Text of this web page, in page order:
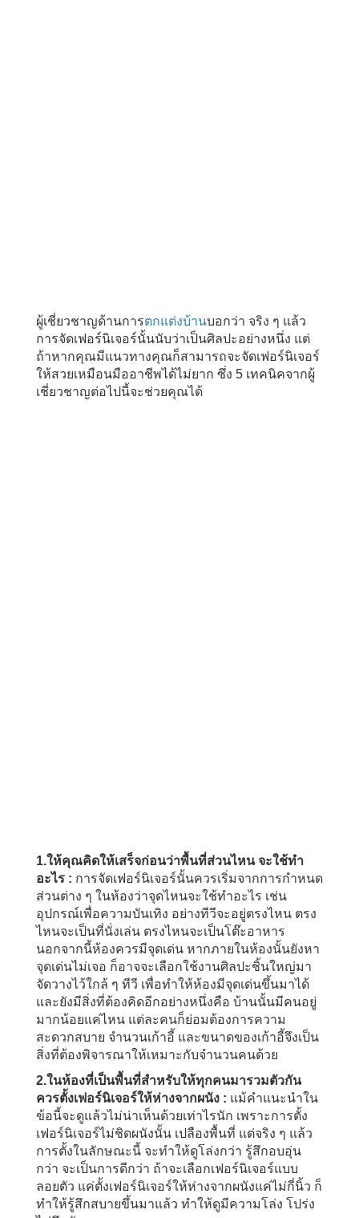
ผู้เชี่ยวชาญด้านการตกแต่งบ้านบอกว่า จริง ๆ แล้ว
การจัดเฟอร์นิเจอร์นั้นนับว่าเป็นศิลปะอย่างหนึ่ง แต่
ถ้าหากคุณมีแนวทางคุณก็สามารถจะจัดเฟอร์นิเจอร์
ให้สวยเหมือนมืออาชีพได้ไม่ยาก ซึ่ง 5 เทคนิคจากผู้
เชี่ยวชาญต่อไปนี้จะช่วยคุณได้
1.ให้คุณคิดให้เสร็จก่อนว่าพื้นที่ส่วนไหน จะใช้ทำ
อะไร : การจัดเฟอร์นิเจอร์นั้นควรเริ่มจากการกำหนด
ส่วนต่าง ๆ ในห้องว่าจุดไหนจะใช้ทำอะไร เช่น
อุปกรณ์เพื่อความบันเทิง อย่างทีวีจะอยู่ตรงไหน ตรง
ไหนจะเป็นที่นั่งเล่น ตรงไหนจะเป็นโต๊ะอาหาร
นอกจากนี้ห้องควรมีจุดเด่น หากภายในห้องนั้นยังหา
จุดเด่นไม่เจอ ก็อาจจะเลือกใช้งานศิลปะชิ้นใหญ่มา
จัดวางไว้ใกล้ ๆ ทีวี เพื่อทำให้ห้องมีจุดเด่นขึ้นมาได้
และยังมีสิ่งที่ต้องคิดอีกอย่างหนึ่งคือ บ้านนั้นมีคนอยู่
มากน้อยแค่ไหน แต่ละคนก็ย่อมต้องการความ
สะดวกสบาย จำนวนเก้าอี้ และขนาดของเก้าอี้จึงเป็น
สิ่งที่ต้องพิจารณาให้เหมาะกับจำนวนคนด้วย
2.ในห้องที่เป็นพื้นที่สำหรับให้ทุกคนมารวมตัวกัน
ควรตั้งเฟอร์นิเจอร์ให้ห่างจากผนัง : แม้คำแนะนำใน
ข้อนี้จะดูแล้วไม่น่าเห็นด้วยเท่าไรนัก เพราะการตั้ง
เฟอร์นิเจอร์ไม่ชิดผนังนั้น เปลืองพื้นที่ แต่จริง ๆ แล้ว
การตั้งในลักษณะนี้ จะทำให้ดูโล่งกว่า รู้สึกอบอุ่น
กว่า จะเป็นการดีกว่า ถ้าจะเลือกเฟอร์นิเจอร์แบบ
ลอยตัว แค่ตั้งเฟอร์นิเจอร์ให้ห่างจากผนังแค่ไม่กี่นิ้ว ก็
ทำให้รู้สึกสบายขึ้นมาแล้ว ทำให้ดูมีความโล่ง โปร่ง